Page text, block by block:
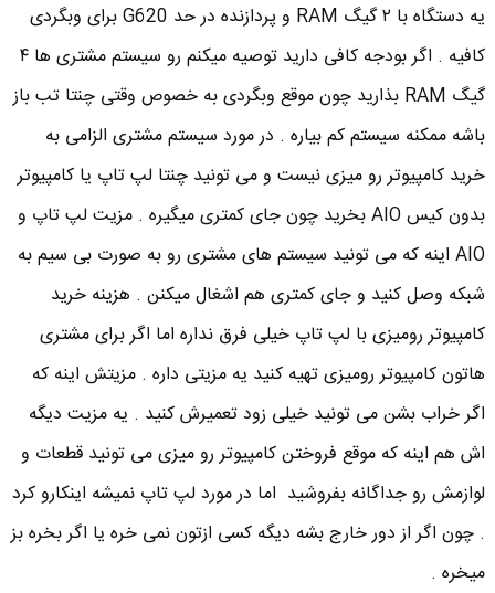
یه دستگاه با ۲ گیگ RAM و پردازنده در حد G620 برای وبگردی
کافیه . اگر بودجه کافی دارید توصیه میکنم رو سیستم مشتری ها ۴
گیگ RAM بذارید چون موقع وبگردی به خصوص وقتی چنتا تب باز
باشه ممکنه سیستم کم بیاره . در مورد سیستم مشتری الزامی به
خرید کامپیوتر رو میزی نیست و می تونید چنتا لپ تاپ یا کامپیوتر
بدون کیس AIO بخرید چون جای کمتری میگیره . مزیت لپ تاپ و
AIO اینه که می تونید سیستم های مشتری رو به صورت بی سیم به
شبکه وصل کنید و جای کمتری هم اشغال میکنن . هزینه خرید
کامپیوتر رومیزی با لپ تاپ خیلی فرق نداره اما اگر برای مشتری
هاتون کامپیوتر رومیزی تهیه کنید یه مزیتی داره . مزیتش اینه که
اگر خراب بشن می تونید خیلی زود تعمیرش کنید . یه مزیت دیگه
اش هم اینه که موقع فروختن کامپیوتر رو میزی می تونید قطعات و
لوازمش رو جداگانه بفروشید اما در مورد لپ تاپ نمیشه اینکارو کرد
. چون اگر از دور خارج بشه دیگه کسی ازتون نمی خره یا اگر بخره بز
میخره .